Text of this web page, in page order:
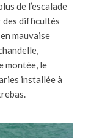
de l’escalade
des difficultés
mauvaise
montée, le
installée à